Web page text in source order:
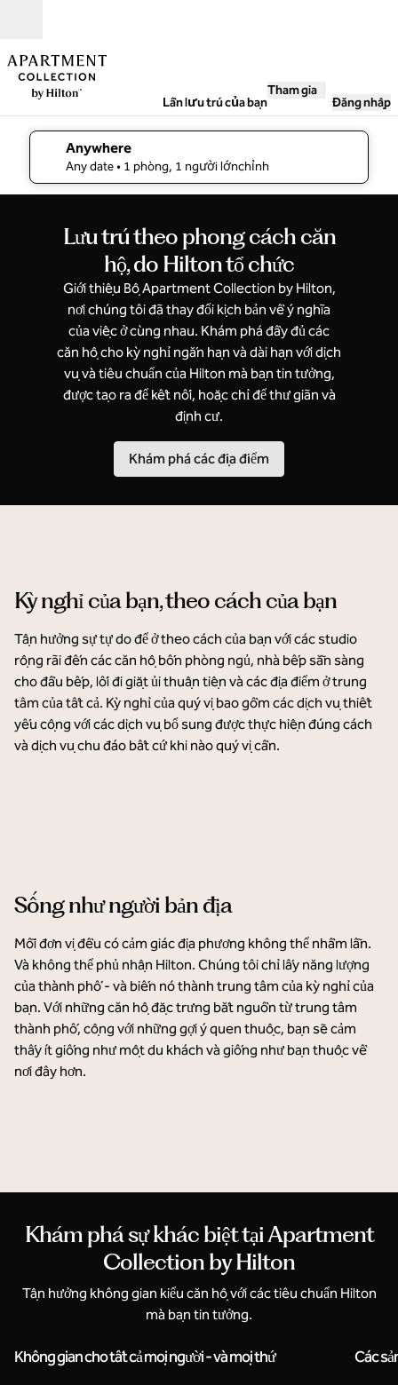
Lần lưu trú của bạn
Tham gia
Đăng nhập
Anywhere
Any date• 1 phòng, 1 người lớnchỉnh
sửa chi tiết tìm kiếm , Bất kỳ ngày nào, 1 phòng, 1 người
Lưu trú theo phong cách căn
hộ, do Hilton tổ chức
Giới thiệu Bộ Apartment Collection by Hilton,
nơi chúng tôi đã thay đổi kịch bản về ý nghĩa
của việc ở cùng nhau. Khám phá đầy đủ các
căn hộ cho kỳ nghỉ ngắn hạn và dài hạn với dịch
vụ và tiêu chuẩn của Hilton mà bạn tin tưởng,
được tạo ra để kết nối, hoặc chỉ để thư giãn và
định cư.
Khám phá các địa điểm
Kỳ nghỉ của bạn, theo cách của bạn
Tận hưởng sự tự do để ở theo cách của bạn với các studio
rộng rãi đến các căn hộ bốn phòng ngủ, nhà bếp sẵn sàng
cho đầu bếp, lối đi giặt ủi thuận tiện và các địa điểm ở trung
tâm của tất cả. Kỳ nghỉ của quý vị bao gồm các dịch vụ thiết
yếu cộng với các dịch vụ bổ sung được thực hiện đúng cách
và dịch vụ chu đáo bất cứ khi nào quý vị cần.
Sống như người bản địa
Mỗi đơn vị đều có cảm giác địa phương không thể nhầm lẫn.
Và không thể phủ nhận Hilton. Chúng tôi chỉ lấy năng lượng
của thành phố - và biến nó thành trung tâm của kỳ nghỉ của
bạn. Với những căn hộ đặc trưng bắt nguồn từ trung tâm
thành phố, cộng với những gợi ý quen thuộc, bạn sẽ cảm
thấy ít giống như một du khách và giống như bạn thuộc về
nơi đây hơn.
Khám phá sự khác biệt tại Apartment
Collection by Hilton
Tận hưởng không gian kiểu căn hộ với các tiêu chuẩn Hilton
mà bạn tin tưởng.
Không gian cho tất cả mọi người - và mọi thứ Các